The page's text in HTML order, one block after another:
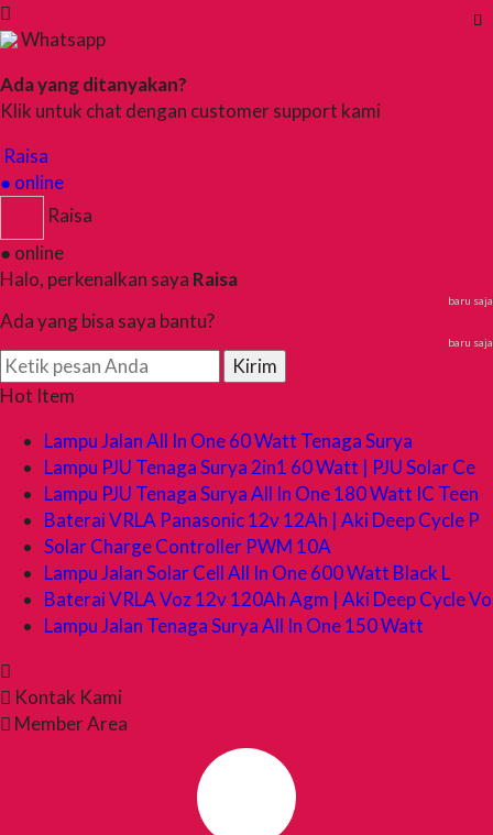
Whatsapp
Ada yang ditanyakan?
Klik untuk chat dengan customer support kami
Raisa
● online
Raisa
● online
Halo, perkenalkan saya Raisa
baru saja
Ada yang bisa saya bantu?
baru saja
Kirim
Hot Item
Lampu Jalan All In One 60 Watt Tenaga Surya
Lampu PJU Tenaga Surya 2in1 60 Watt | PJU Solar Ce
Lampu PJU Tenaga Surya All In One 180 Watt IC Teen
Baterai VRLA Panasonic 12v 12Ah | Aki Deep Cycle P
Solar Charge Controller PWM 10A
Lampu Jalan Solar Cell All In One 600 Watt Black L
Baterai VRLA Voz 12v 120Ah Agm | Aki Deep Cycle Vo
Lampu Jalan Tenaga Surya All In One 150 Watt
Kontak Kami
Member Area